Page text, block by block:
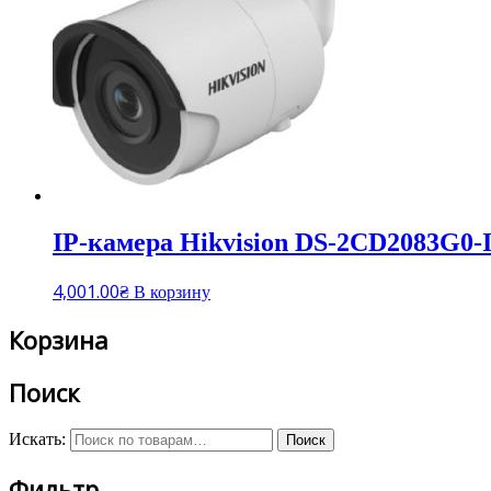
IP-камера Hikvision DS-2CD2083G0-
4,001.00₴ В корзину
Корзина
Поиск
Искать: Поиск